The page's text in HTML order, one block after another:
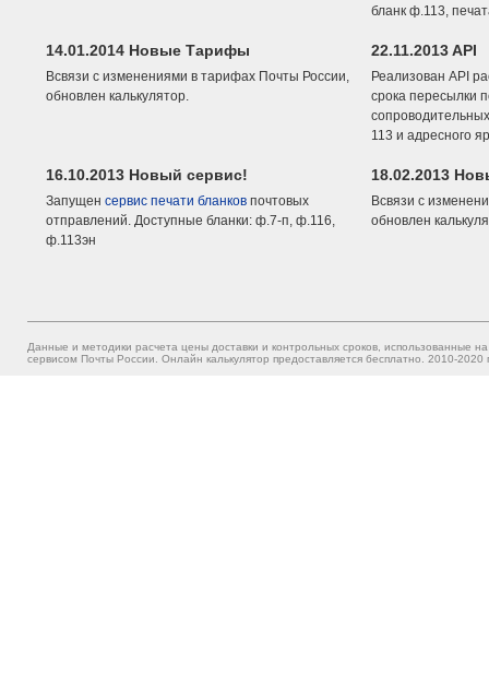
бланк ф.113,
14.01.2014 Новые Тарифы
Всвязи с изменениями в тарифах Почты России,
обновлен калькулятор.
22.11.2013 API
Реализован API
срока пересылки
113 и адресного
16.10.2013 Новый сервис!
Запущен сервис печати бланков почтовых
отправлений. Доступные бланки: ф.7-п, ф.116,
ф.113эн
18.02.2013
Всвязи с
обновлен
Данные и методики расчета цены доставки и контрольных сроков, использованные
сервисом Почты России. Онлайн калькулятор предоставляется бесплатно. 2010-2020